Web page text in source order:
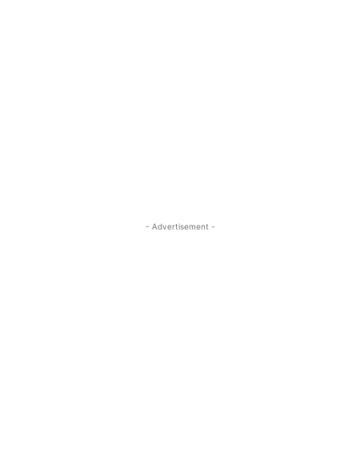
- Advertisement -